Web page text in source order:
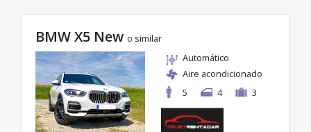
BMW X5 New o similar
Automático
Aire acondicionado
5
4 3